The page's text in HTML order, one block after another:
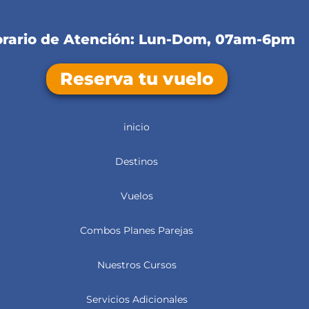
de Atención: Lun-Dom, 07am-6pm
Reserva tu vuelo
inicio
Destinos
Vuelos
Combos Planes Parejas
Nuestros Cursos
Servicios Adicionales